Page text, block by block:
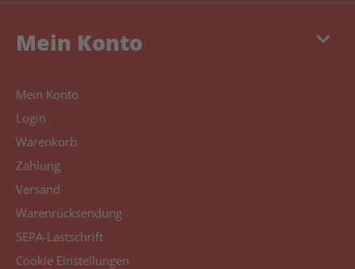
keyboard_arrow_down
Mein Konto
Mein Konto
Login
Warenkorb
Zahlung
Versand
Warenrücksendung
SEPA-Lastschrift
Cookie Einstellungen